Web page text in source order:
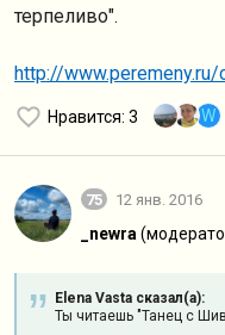
терпеливо".
http://
Нравится: 3 W
75 12 янв. 2016
_newra
Elena Vasta сказал(а):
Ты читаешь "Танец с